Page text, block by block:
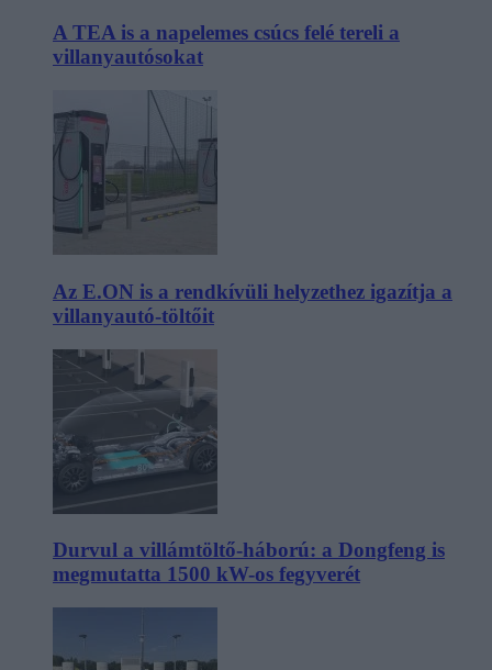
A TEA is a napelemes csúcs felé tereli a
villanyautósokat
Az E.ON is a rendkívüli helyzethez igazítja a
villanyautó-töltőit
Durvul a villámtöltő-háború: a Dongfeng is
megmutatta 1500 kW-os fegyverét